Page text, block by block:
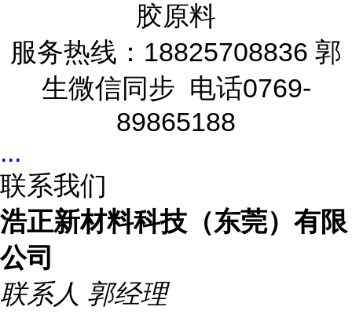
胶原料
服务热线：18825708836 郭
生微信同步 电话0769-
89865188
...
联系我们
浩正新材料科技（东莞）有限
公司
联系人 郭经理